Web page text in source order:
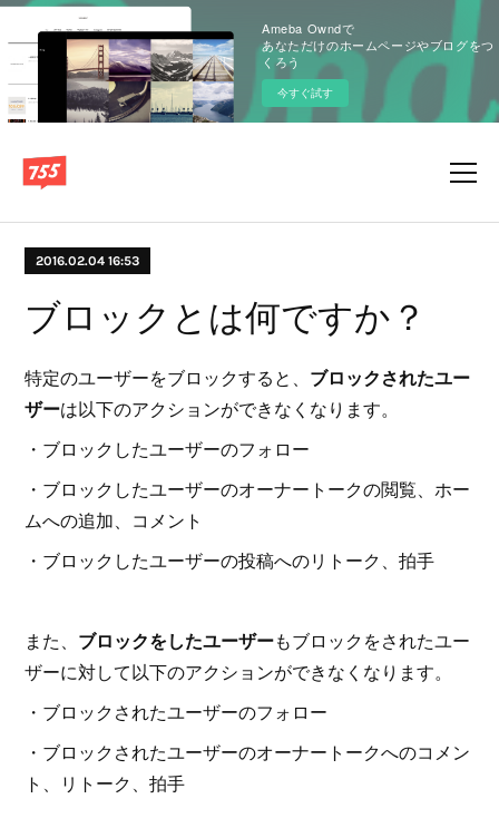
Ameba Owndで
あなただけのホームページやブログをつ
くろう
今すぐ試す
2016.02.04 16:53
ブロックとは何ですか？
特定のユーザーをブロックすると、 ブロックされたユー
ザーは以下のアクションができなくなります。
・ブロックしたユーザーのフォロー
・ブロックしたユーザーのオーナートークの閲覧、ホー
ムへの追加、コメント
・ブロックしたユーザーの投稿へのリトーク、拍手
また、 ブロックをしたユーザーもブロックをされたユー
ザーに対して以下のアクションができなくなります。
・ブロックされたユーザーのフォロー
・ブロックされたユーザーのオーナートークへのコメン
ト、リトーク、拍手